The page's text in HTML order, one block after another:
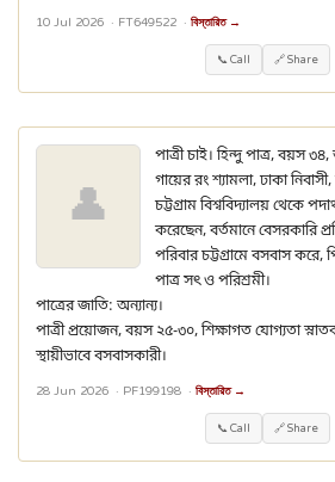
10 Jul 2026 · FT649522 · বিস্তারিত →
📞 Call 🔗 Share
👤
পাত্রী চাই। হিন্দু পাত্র, বয়স
গায়ের রং শ্যামলা, ঢাকা নিবাসী,
চট্টগ্রাম বিশ্ববিদ্যালয় থেকে
করেছেন, বর্তমানে বেসরকারি
পরিবার চট্টগ্রামে বসবাস করে,
পাত্র সৎ ও পরিশ্রমী।
পাত্রের জাতি: অন্যান্য।
পাত্রী প্রয়োজন, বয়স ২৫-৩০, শিক্ষাগত যোগ্যতা
স্থায়ীভাবে বসবাসকারী।
28 Jun 2026 · PF199198 · বিস্তারিত →
📞 Call 🔗 Share